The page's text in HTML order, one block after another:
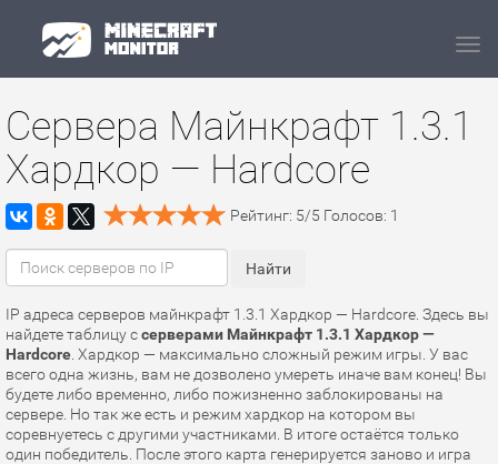
Сервера Майнкрафт 1.3.1
Хардкор — Hardcore
Рейтинг: 5/5 Голосов: 1
IP адреса серверов майнкрафт 1.3.1 Хардкор — Hardcore. Здесь вы
найдете таблицу ссерверами Майнкрафт 1.3.1 Хардкор —
Hardcore . Хардкор — максимально сложный режим игры. У вас
всего одна жизнь, вам не дозволено умереть иначе вам конец! Вы
будете либо временно, либо пожизненно заблокированы на
сервере. Но так же есть и режим хардкор на котором вы
соревнуетесь с другими участниками. В итоге остаётся только
один победитель. После этого карта генерируется заново и игра